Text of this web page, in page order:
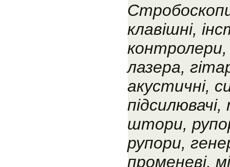
клавішні,
контролери,
лазера,
акустичні,
підсилювачі,
штори,
рупори,
променеві,